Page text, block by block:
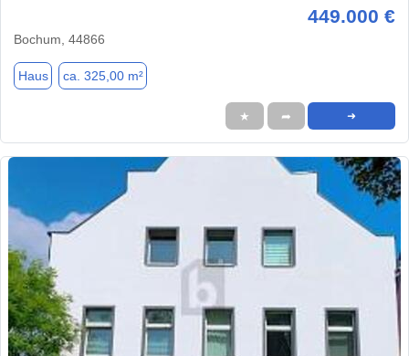
449.000 €
Bochum, 44866
Haus ca. 325,00 m²
★ ➦ ➜